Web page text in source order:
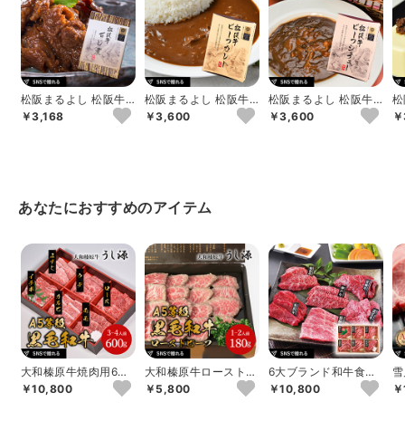
松阪まるよし 松阪牛
すじ煮
￥3,168
松阪まるよし 松阪牛
ビーフカレー
￥3,600
松阪まるよし 松阪牛
ビーフシチュー
￥3,600
あなたにおすすめのアイテム
大和榛原牛焼肉用6種
盛
￥10,800
大和榛原牛ローストビ
ーフ
￥5,800
6大ブランド和牛食べ
比べ焼肉用
￥10,800
雪月